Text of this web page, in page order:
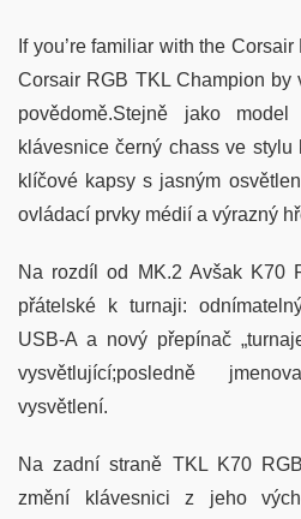
If you’re familiar with the
Corsair RGB TKL Champion by
povědomě.Stejně jako
klávesnice černý chass ve
klíčové kapsy s jasným
ovládací prvky médií a výrazný
Na rozdíl od MK.2 Avšak K70
přátelské k turnaji:
USB-A a nový přepínač
vysvětlující;posledně
vysvětlení.
Na zadní straně TKL K70
změní klávesnici z jeho